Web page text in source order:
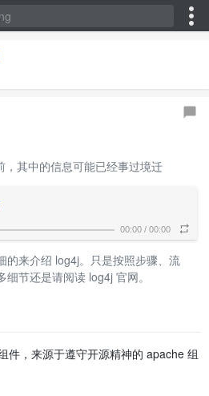
其中的信息可能已经事过境迁
00:00 / 00:00
的来介绍 log4j。只是按照步骤、流
节还是请阅读 log4j 官网。
件，来源于遵守开源精神的 apache 组